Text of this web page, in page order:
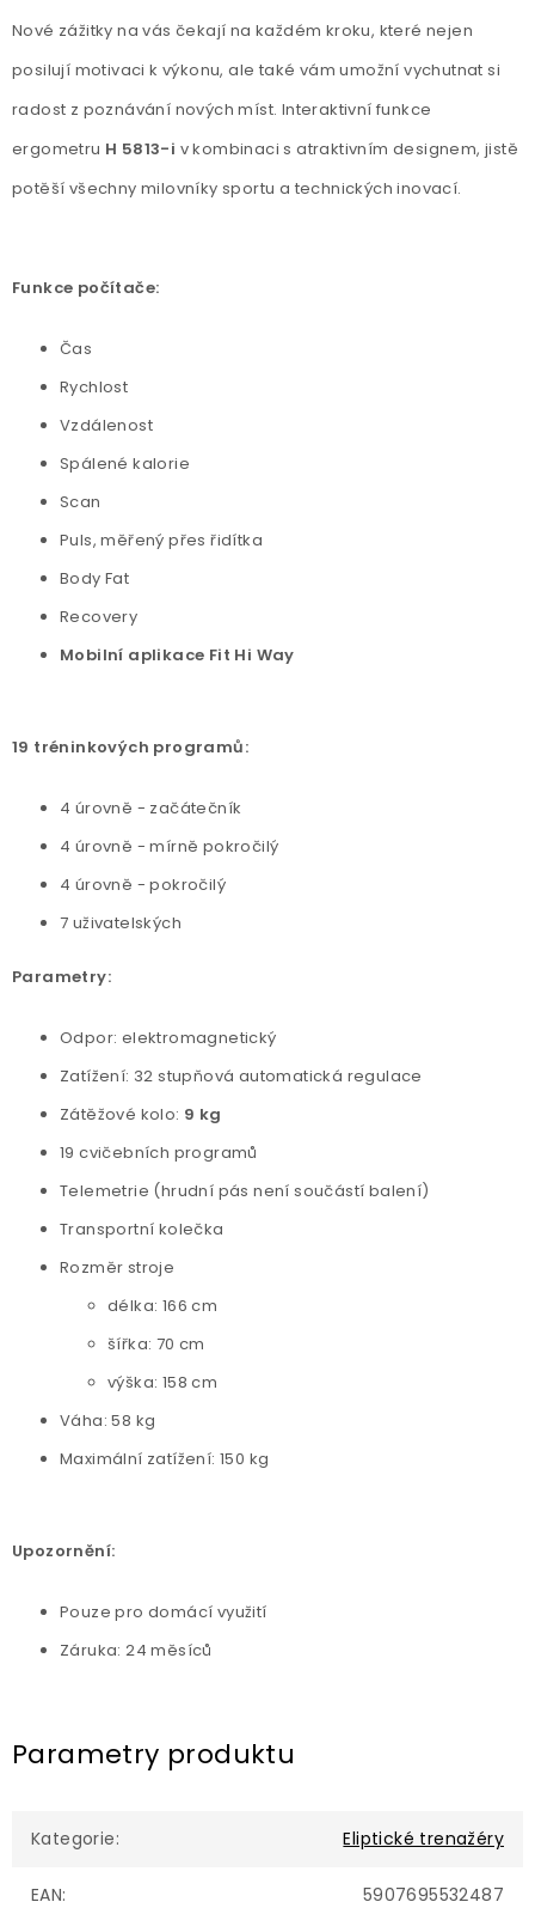
Nové zážitky na vás čekají na každém kroku, které nejen
posilují motivaci k výkonu, ale také vám umožní vychutnat si
radost z poznávání nových míst. Interaktivní funkce
ergometru H 5813-i v kombinaci s atraktivním designem, jistě
potěší všechny milovníky sportu a technických inovací.
Funkce počítače:
Čas
Rychlost
Vzdálenost
Spálené kalorie
Scan
Puls, měřený přes řidítka
Body Fat
Recovery
Mobilní aplikace Fit Hi Way
19 tréninkových programů:
4 úrovně - začátečník
4 úrovně - mírně pokročilý
4 úrovně - pokročilý
7 uživatelských
Parametry:
Odpor: elektromagnetický
Zatížení: 32 stupňová automatická regulace
Zátěžové kolo: 9 kg
19 cvičebních programů
Telemetrie (hrudní pás není součástí balení)
Transportní kolečka
Rozměr stroje
délka: 166 cm
šířka: 70 cm
výška: 158 cm
Váha: 58 kg
Maximální zatížení: 150 kg
Upozornění:
Pouze pro domácí využití
Záruka: 24 měsíců
Parametry produktu
Kategorie: Eliptické trenažéry
EAN: 5907695532487